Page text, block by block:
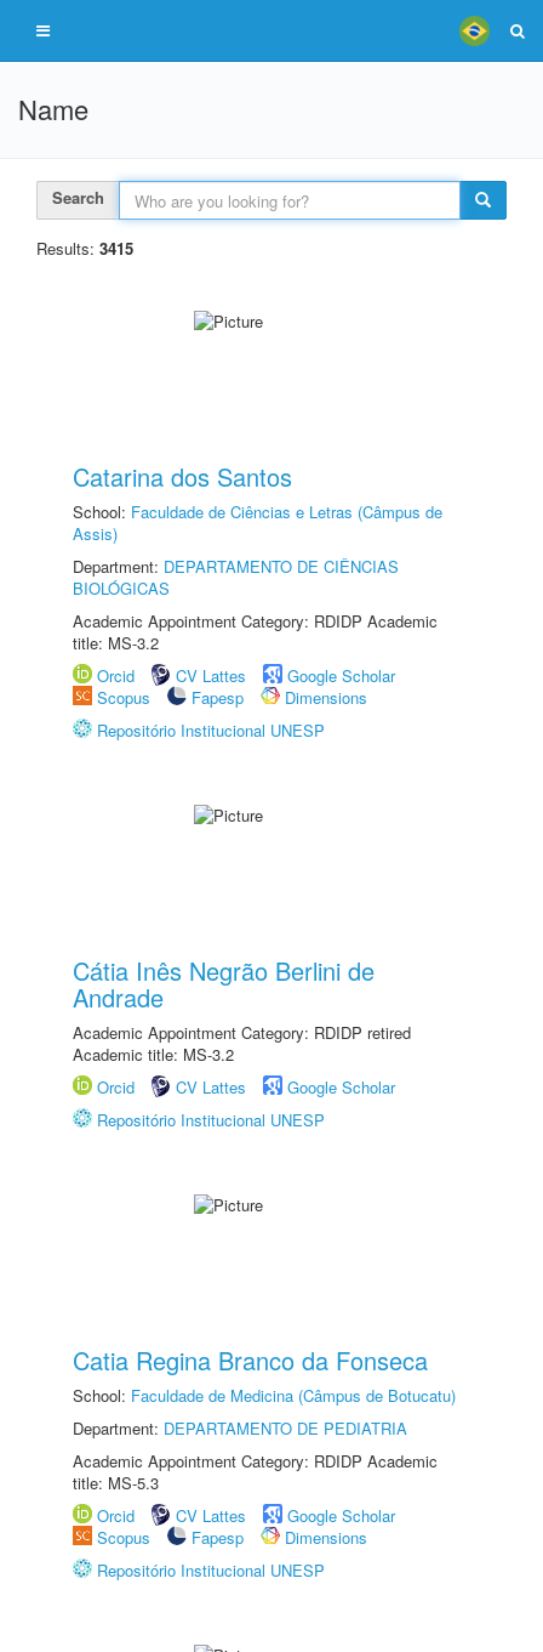
Name
Search
Results: 3415
Catarina dos Santos
School: Faculdade de Ciências e Letras (Câmpus de
Assis)
Department: DEPARTAMENTO DE CIÊNCIAS
BIOLÓGICAS
Academic Appointment Category: RDIDP Academic
title: MS-3.2
Orcid
CV Lattes
Google Scholar
Scopus
Fapesp
Dimensions
Repositório Institucional UNESP
Cátia Inês Negrão Berlini de
Andrade
Academic Appointment Category: RDIDP retired
Academic title: MS-3.2
Orcid
CV Lattes
Google Scholar
Repositório Institucional UNESP
Catia Regina Branco da Fonseca
School: Faculdade de Medicina (Câmpus de Botucatu)
Department: DEPARTAMENTO DE PEDIATRIA
Academic Appointment Category: RDIDP Academic
title: MS-5.3
Orcid
CV Lattes
Google Scholar
Scopus
Fapesp
Dimensions
Repositório Institucional UNESP